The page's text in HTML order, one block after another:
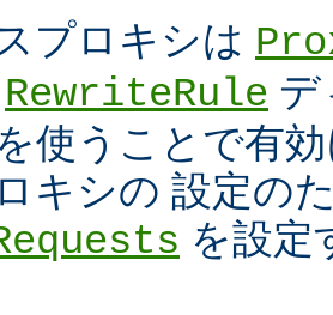
プロキシは
RewriteRule
使うことで有
キシの 設定の
を設定